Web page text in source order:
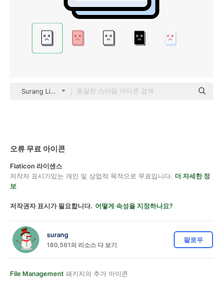
Surang Lineal Color
오류 무료 아이콘
Flaticon 라이센스
저작자 표시가있는 개인 및 상업적 목적으로 무료입니다. 더 자세한 정
보
저작권자 표시가 필요합니다. 어떻게 속성을 지정하나요?
surang
180,561의 리소스 다 보기
팔로우
File Management 패키지의 추가 아이콘